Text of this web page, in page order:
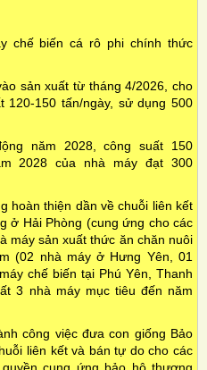
chế biến cá rô phi chính thức
sản xuất từ tháng 4/2026, cho
120-150 tấn/ngày, sử dụng 500
năm 2028, công suất 150
2028 của nhà máy đạt 300
hoàn thiện dần về chuỗi liên kết
ở Hải Phòng (cung ứng cho các
máy sản xuất thức ăn chăn nuôi
(02 nhà máy ở Hưng Yên, 01
chế biến tại Phú Yên, Thanh
3 nhà máy mục tiêu đến năm
công việc đưa con giống Bảo
liên kết và bán tự do cho các